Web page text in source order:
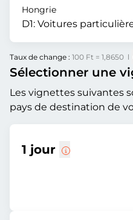
Hongrie
D1: Voitures
Taux de change : 100 Ft = 1,8650 l
Sélectionner une
Les vignettes suivantes
pays de destination de
1 jour